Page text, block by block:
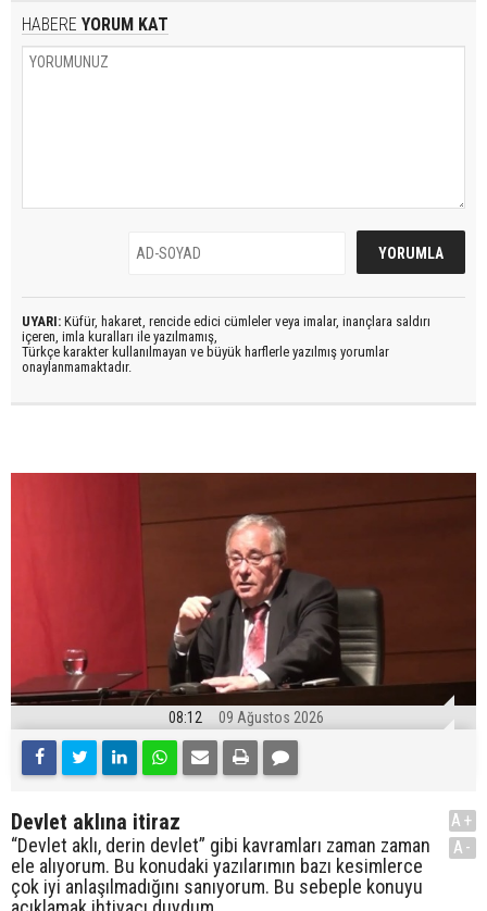
HABERE YORUM KAT
UYARI: Küfür, hakaret, rencide edici cümleler veya imalar, inançlara saldırı
içeren, imla kuralları ile yazılmamış,
Türkçe karakter kullanılmayan ve büyük harflerle yazılmış yorumlar
onaylanmamaktadır.
08:12 09 Ağustos 2026
Devlet aklına itiraz
“Devlet aklı, derin devlet” gibi kavramları zaman zaman
ele alıyorum. Bu konudaki yazılarımın bazı kesimlerce
çok iyi anlaşılmadığını sanıyorum. Bu sebeple konuyu
A+
A-